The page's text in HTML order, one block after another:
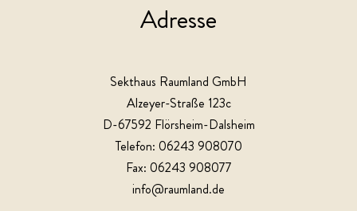
Adresse
Sekthaus Raumland GmbH
Alzeyer-Straße 123c
D-67592 Flörsheim-Dalsheim
Telefon: 06243 908070
Fax: 06243 908077
info@raumland.de